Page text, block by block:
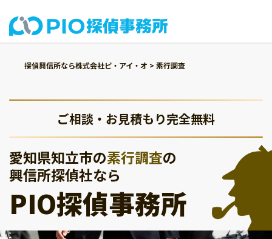
探偵興信所なら株式会社ピ・アイ・オ > 素行調査
ご相談・お見積もり完全無料
愛知県知立市の素行調査の
興信所探偵社なら
PIO探偵事務所